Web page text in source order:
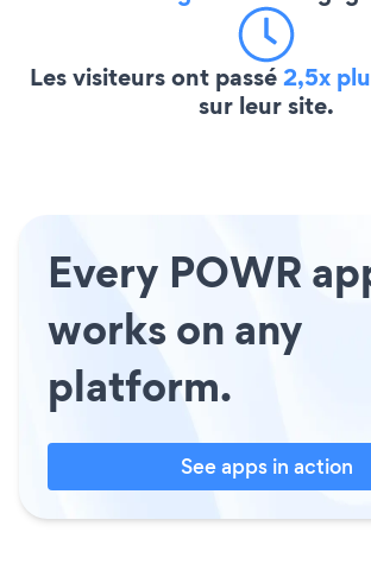
Les visiteurs ont passé2,5x
sur leur site.
Every POWR
works on any
platform.
See apps in action